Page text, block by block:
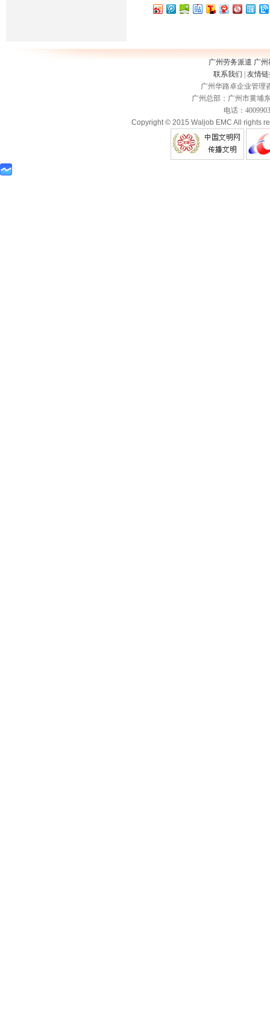
广州劳务派遣 广
联系我们
友情
广州华路卓企业管理
广州总部：广州市黄埔
电话：
Copyright © 2015 Waljob EMC All rights